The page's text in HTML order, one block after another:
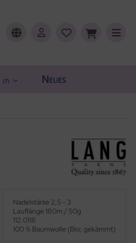
(7) Neues
Nadelstärke 2,5 - 3
Lauflänge 180m / 50g
112.0118
100 % Baumwolle (Bio; gekämmt)